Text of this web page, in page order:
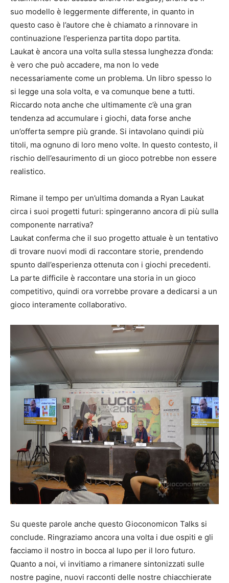
suo modello è leggermente differente, in quanto in
questo caso è l’autore che è chiamato a rinnovare in
continuazione l’esperienza partita dopo partita.
Laukat è ancora una volta sulla stessa lunghezza d’onda:
è vero che può accadere, ma non lo vede
necessariamente come un problema. Un libro spesso lo
si legge una sola volta, e va comunque bene a tutti.
Riccardo nota anche che ultimamente c’è una gran
tendenza ad accumulare i giochi, data forse anche
un’offerta sempre più grande. Si intavolano quindi più
titoli, ma ognuno di loro meno volte. In questo contesto, il
rischio dell’esaurimento di un gioco potrebbe non essere
realistico.
Rimane il tempo per un’ultima domanda a Ryan Laukat
circa i suoi progetti futuri: spingeranno ancora di più sulla
componente narrativa?
Laukat conferma che il suo progetto attuale è un tentativo
di trovare nuovi modi di raccontare storie, prendendo
spunto dall’esperienza ottenuta con i giochi precedenti.
La parte difficile è raccontare una storia in un gioco
competitivo, quindi ora vorrebbe provare a dedicarsi a un
gioco interamente collaborativo.
Su queste parole anche questo Gioconomicon Talks si
conclude. Ringraziamo ancora una volta i due ospiti e gli
facciamo il nostro in bocca al lupo per il loro futuro.
Quanto a noi, vi invitiamo a rimanere sintonizzati sulle
nostre pagine, nuovi racconti delle nostre chiacchierate